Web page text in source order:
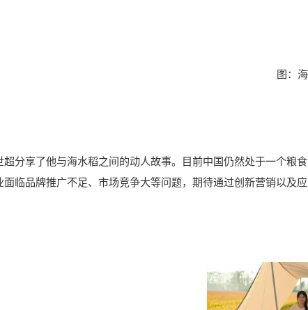
图：
超分享了他与海水稻之间的动人故事。目前中国仍然处于一个粮
临品牌推广不足、市场竞争大等问题，期待通过创新营销以及应